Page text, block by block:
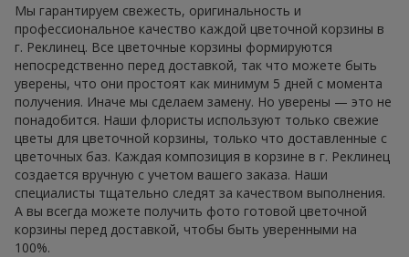
Мы гарантируем свежесть, оригинальность и
профессиональное качество каждой цветочной корзины в
г. Реклинец. Все цветочные корзины формируются
непосредственно перед доставкой, так что можете быть
уверены, что они простоят как минимум 5 дней с момента
получения. Иначе мы сделаем замену. Но уверены — это не
понадобится. Наши флористы используют только свежие
цветы для цветочной корзины, только что доставленные с
цветочных баз. Каждая композиция в корзине в г. Реклинец
создается вручную с учетом вашего заказа. Наши
специалисты тщательно следят за качеством выполнения.
А вы всегда можете получить фото готовой цветочной
корзины перед доставкой, чтобы быть уверенными на
100%.